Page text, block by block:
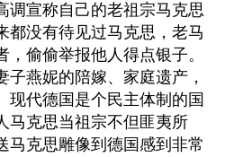
调宣称自己的老祖宗马克思
都没有待见过马克思，老马
偷偷举报他人得点银子。
子燕妮的陪嫁、家庭遗产，
现代德国是个民主体制的国
马克思当祖宗不但匪夷所
马克思雕像到德国感到非常